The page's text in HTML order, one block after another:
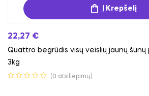
Į Krepšelį
22,27 €
Quattro begrūdis visų veislių jaunų šunų
3kg
(0 atsiliepimų)